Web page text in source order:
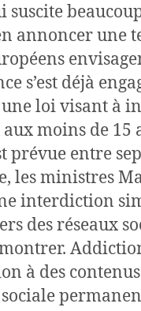
annoncer une
s’est déjà
loi visant à
moins de 15
prévue entre
les ministres
interdiction
des réseaux
à des